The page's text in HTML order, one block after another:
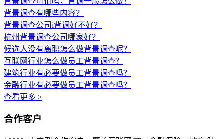
背景调查有哪些内容？
背景调查公司i背调好不好？
杭州背景调查公司哪家好？
候选人没有离职怎么做背景调查呢？
互联网行业怎么做员工背景调查？
建筑行业有必要做员工背景调查吗？
金融行业有必要做员工背景调查吗？
查看更多 >
合作客户